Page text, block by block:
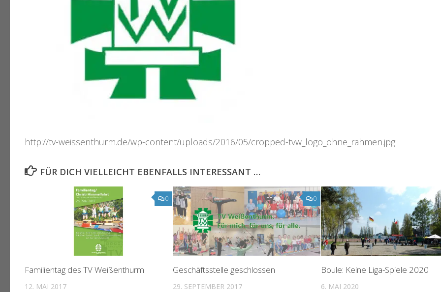
http://tv-weissenthurm.de/wp-content/uploads/2016/05/cropped-tvw_logo_ohne_rahmen.jpg
FÜR DICH VIELLEICHT EBENFALLS INTERESSANT …
0
Familientag des TV Weißenthurm
12. MAI 2017
0
Geschäftsstelle geschlossen
29. SEPTEMBER 2017
Boule: Keine Liga-Spiele 2020
6. MAI 2020